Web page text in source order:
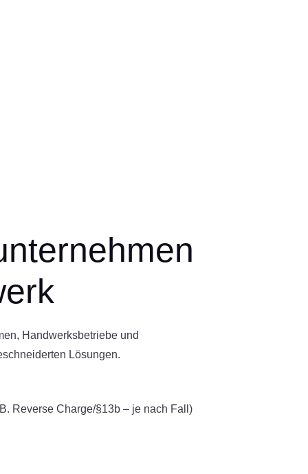
Handwerksbetriebe und
Lösungen.
Reverse Charge/§13b – je nach Fall)